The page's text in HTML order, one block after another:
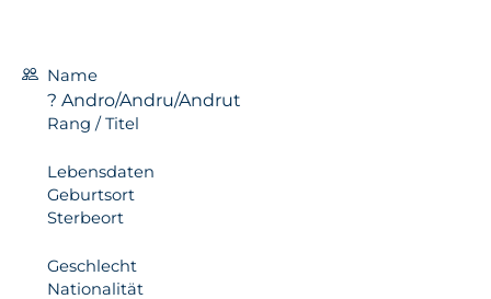
Name
? Andro/Andru/Andrut
Rang / Titel
Lebensdaten
Geburtsort
Sterbeort
Geschlecht
Nationalität